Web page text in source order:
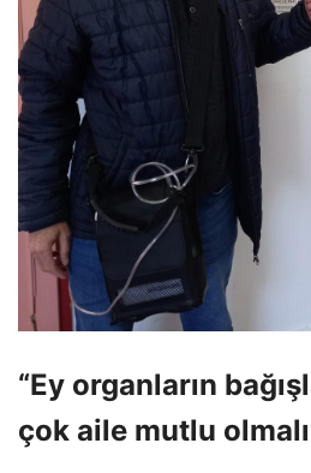
“Ey organların
çok aile mutlu